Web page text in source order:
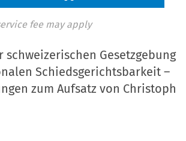
fee may apply
schweizerischen Gesetzgebung
Schiedsgerichtsbarkeit –
zum Aufsatz von Christoph